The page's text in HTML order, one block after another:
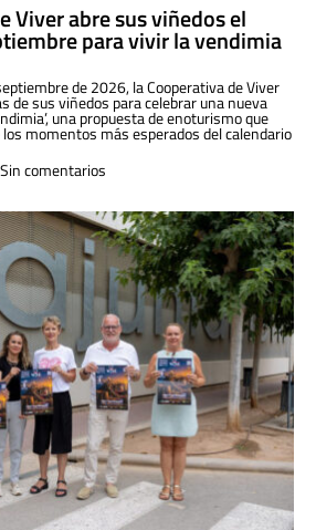
Viver abre sus viñedos el
para vivir la vendimia
de 2026, la Cooperativa de Viver
de sus viñedos para celebrar una nueva
una propuesta de enoturismo que
momentos más esperados del calendario
Sin comentarios